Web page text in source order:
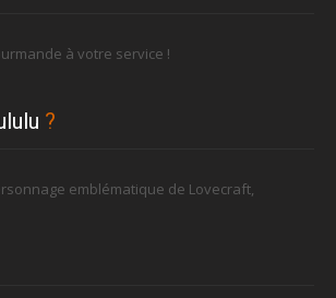
à votre service !
?
emblématique de Lovecraft,